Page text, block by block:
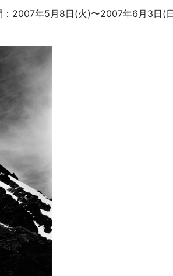
2007年5月8日(火)〜2007年6月3日(